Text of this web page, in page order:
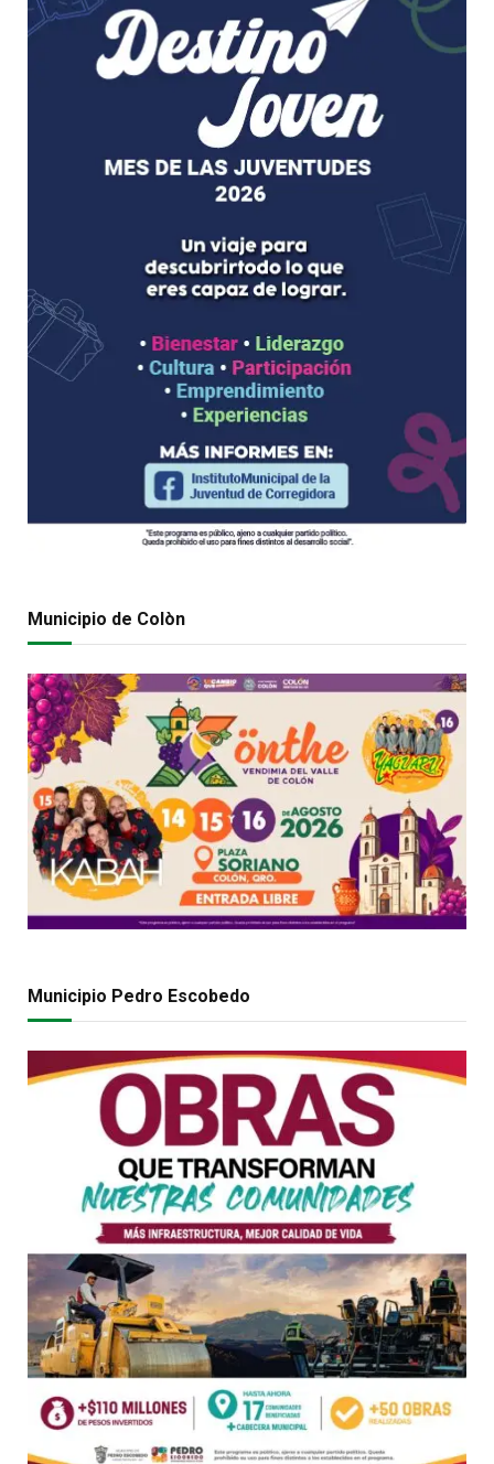
Municipio de Colòn
Municipio Pedro Escobedo